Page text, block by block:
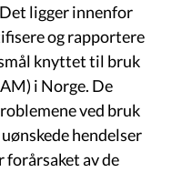
ligger innenfor
og rapportere
knyttet til bruk
i Norge. De
ved bruk
hendelser
av de